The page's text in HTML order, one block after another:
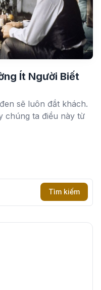
Ít Người Biết
sẽ luôn đắt khách.
chúng ta điều này từ
Tìm kiếm